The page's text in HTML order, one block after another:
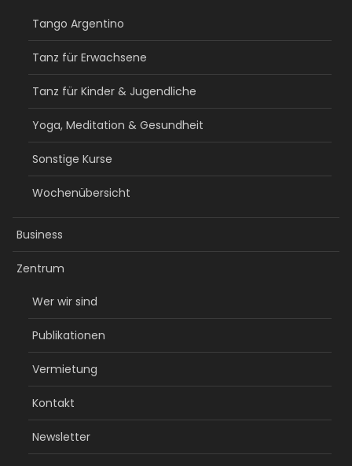
Tango Argentino
Tanz für Erwachsene
Tanz für Kinder & Jugendliche
Yoga, Meditation & Gesundheit
Sonstige Kurse
Wochenübersicht
Business
Zentrum
Wer wir sind
Publikationen
Vermietung
Kontakt
Newsletter